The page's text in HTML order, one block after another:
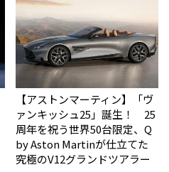
【アストンマーティン】「ヴ
ァンキッシュ25」誕生！ 25
周年を祝う世界50台限定、Q
by Aston Martinが仕立てた
究極のV12グランドツアラー